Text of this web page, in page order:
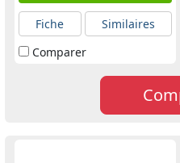
Fiche
Similaires
Comparer